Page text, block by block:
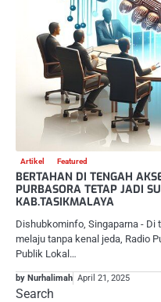
Artikel Featured
BERTAHAN DI TENGAH
PURBASORA TETAP JADI
KAB.TASIKMALAYA
Dishubkominfo, Singaparna ­- Di
melaju tanpa kenal jeda, Radio
Publik Lokal…
by Nurhalimah April 21, 2025
Search